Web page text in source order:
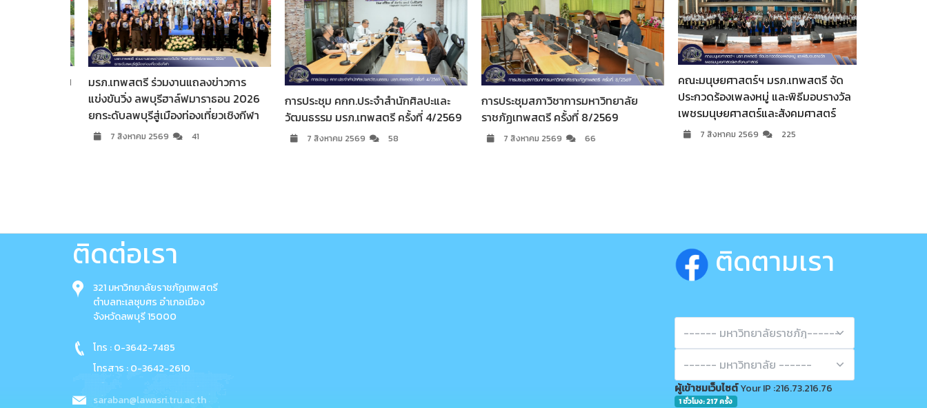
.เทพสตรี ร่วมงานแถลงข่าวการ
ขันวิ่ง ลพบุรีฮาล์ฟมาราธอน 2026
ะดับลพบุรีสู่เมืองท่องเที่ยวเชิงกีฬา
41
การประชุม คกก.ประจำสำนักศิลปะและ
วัฒนธรรม มรภ.เทพสตรี ครั้งที่ 4/2569
58
การประชุมสภาวิชาการมหาวิทยาลัย
ราชภัฏเทพสตรี ครั้งที่ 8/2569
66
คณะมนุษยศาสตร์ฯ มรภ.เทพสตรี จัด
ประกวดร้องเพลงหมู่ และพิธีมอบรางวัล
เพชรมนุษยศาสตร์และสังคมศาสตร์
225
ภาคีเครือข่าย ร่วมแสดงความยินดี
ผศ.จินตนา เวชมี ในโอกาสได้รับก
ติดต่อเรา
321 มหาวิทยาลัยราชภัฏเทพสตรี
ตำบลทะเลชุบศร อำเภอเมือง
จังหวัดลพบุรี 15000
โทร : 0-3642-7485
โทรสาร : 0-3642-2610
saraban@lawasri.tru.ac.th
ติดตามเรา
ผู้เข้าชมเว็บไซต์Your IP :216.73.216.76
1 ชั่วโมง: 217 ครั้ง